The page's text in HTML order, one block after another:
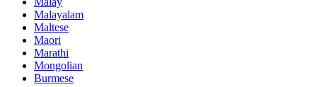
Malayalam
Maltese
Maori
Marathi
Mongolian
Burmese